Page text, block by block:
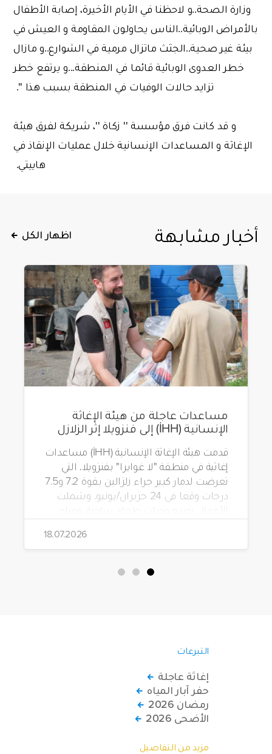
وزارة الصحة..و لاحظنا في الأيام الأخيرة، إصابة الأطفال
بالأمراض الوبائية..الناس يحاولون المقاومة و العيش في
بيئة غير صحية..الجثث ماتزال مرمية في الشوارع..و مازال
خطر العدوى الوبائية قائما في المنطقة...و يرتفع خطر
تزايد حالات الوفيات في المنطقة بسبب هذا ''.
و قد كانت فرق مؤسسة '' زكاة ''، شريكة لفرق هيئة
الإغاثة و المساعدات الإنسانية خلال عمليات الإنقاذ في
هاييتي.
أخبار مشابهة اظهار الكل
مساعدات عاجلة من هيئة الإغاثة
الإنسانية (İHH) إلى فنزويلا إثر الزلازل
قدمت هيئة الإغاثة الإنسانية (İHH) مساعدات
إغاثية في منطقة "لا غوايرا" بفنزويلا، التي
تعرضت لدمار كبير جراء زلزالين بقوة 7.2 و7.5
درجات وقعا في 24 حزيران/يونيو. وشملت
شرب، وطرود غذائية، وحقائب مستلزمات
18.07.2026
التبرعات
إغاثة عاجلة
حفر آبار المياه
رمضان 2026
الأضحى 2026
مزيد من التفاصيل